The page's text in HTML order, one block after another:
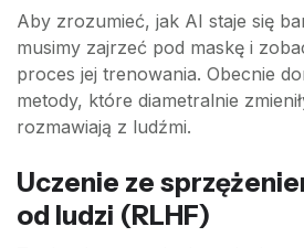
Aby zrozumieć, jak AI staje się
musimy zajrzeć pod maskę i
proces jej trenowania. Obecnie
metody, które diametralnie
rozmawiają z ludźmi.
Uczenie ze
od ludzi (RLHF)